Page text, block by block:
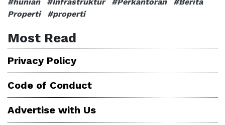
#hunian #Infrastruktur #Perkantoran
#Berita
Properti
#properti
Most Read
Privacy Policy
Code of Conduct
Advertise with Us